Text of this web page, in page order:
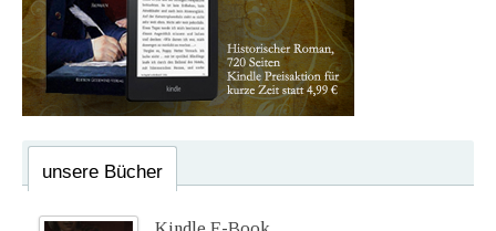
unsere Bücher